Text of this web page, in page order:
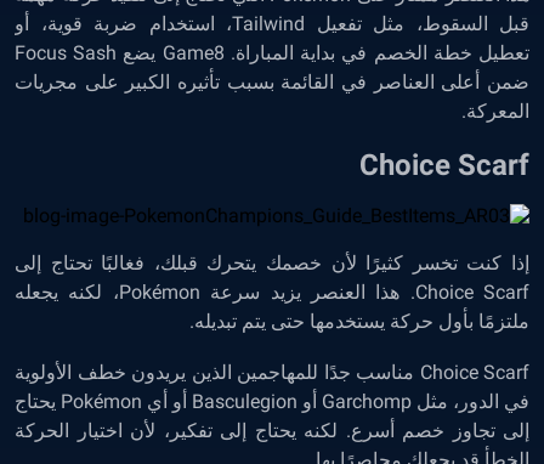
قبل السقوط، مثل تفعيل Tailwind، استخدام ضربة قوية، أو
تعطيل خطة الخصم في بداية المباراة. Game8 يضع Focus Sash
ضمن أعلى العناصر في القائمة بسبب تأثيره الكبير على مجريات
المعركة.
Choice Scarf
إذا كنت تخسر كثيرًا لأن خصمك يتحرك قبلك، فغالبًا تحتاج إلى
Choice Scarf. هذا العنصر يزيد سرعة Pokémon، لكنه يجعله
ملتزمًا بأول حركة يستخدمها حتى يتم تبديله.
Choice Scarf مناسب جدًا للمهاجمين الذين يريدون خطف الأولوية
في الدور، مثل Garchomp أو Basculegion أو أي Pokémon يحتاج
إلى تجاوز خصم أسرع. لكنه يحتاج إلى تفكير، لأن اختيار الحركة